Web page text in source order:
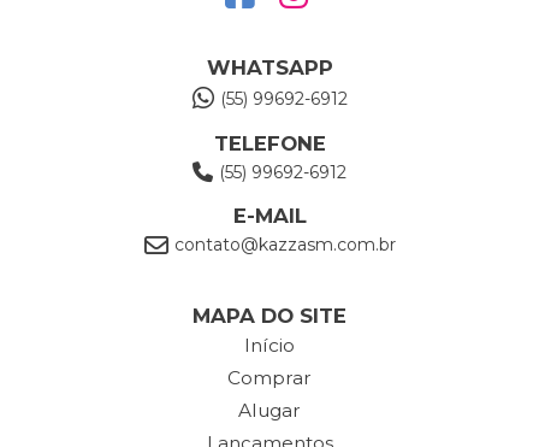
WHATSAPP
(55) 99692-6912
TELEFONE
(55) 99692-6912
E-MAIL
contato@kazzasm.com.br
MAPA DO SITE
Início
Comprar
Alugar
Lançamentos